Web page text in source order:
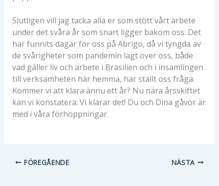
Slutligen vill jag tacka alla er som stött vårt arbete
under det svåra år som snart ligger bakom oss. Det
har funnits dagar för oss på Abrigo, då vi tyngda av
de svårigheter som pandemin lagt över oss, både
vad gäller liv och arbete i Brasilien och i insamlingen
till verksamheten här hemma, har ställt oss fråga:
Kommer vi att klara ännu ett år? Nu nära årsskiftet
kan vi konstatera: Vi klarar det! Du och Dina gåvor är
med i våra förhoppningar.
FÖREGÅENDE NÄSTA